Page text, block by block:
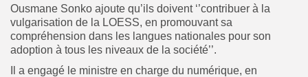
Ousmane Sonko ajoute qu’ils doivent ‘’contribuer à la
vulgarisation de la LOESS, en promouvant sa
compréhension dans les langues nationales pour son
adoption à tous les niveaux de la société’’.
Il a engagé le ministre en charge du numérique, en